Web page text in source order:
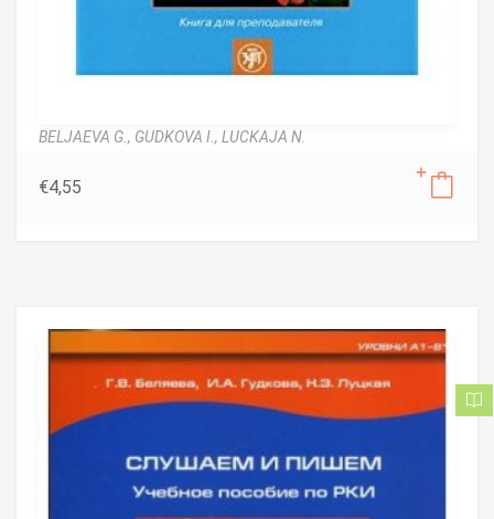
BELJAEVA G., GUDKOVA I., LUCKAJA N.
€4,55